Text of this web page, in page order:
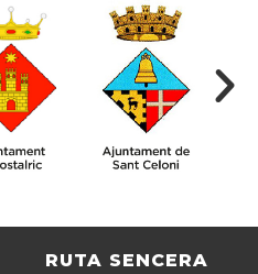
RUTA SENCERA